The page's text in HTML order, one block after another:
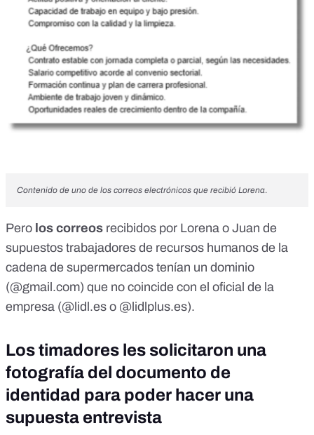
Contenido de uno de los correos electrónicos que recibió Lorena.
Pero los correos recibidos por Lorena o Juan de
supuestos trabajadores de recursos humanos de la
cadena de supermercados tenían un dominio
(@gmail.com) que no coincide con el oficial de la
empresa (@lidl.es o @lidlplus.es).
Los timadores les solicitaron una
fotografía del documento de
identidad para poder hacer una
supuesta entrevista